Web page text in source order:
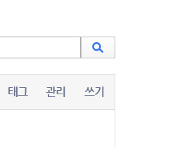
태그 관리 쓰기